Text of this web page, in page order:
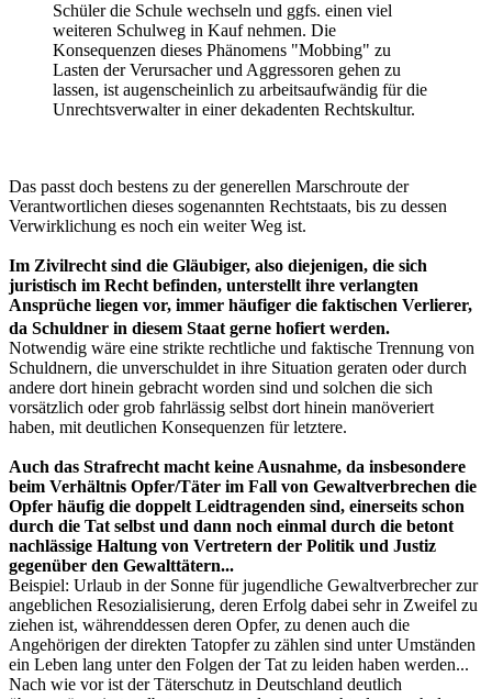
Unrechtsverwalter in einer dekadenten Rechtskultur.
Das passt doch bestens zu der generellen Marschroute der
Verantwortlichen dieses sogenannten Rechtstaats, bis zu dessen
juristisch im Recht befinden, unterstellt ihre verlangten
Ansprüche liegen vor, immer häufiger die faktischen Verlierer,
da Schuldner in diesem Staat gerne hofiert werden.
Schuldnern, die unverschuldet in ihre Situation geraten oder durch
andere dort hinein gebracht worden sind und solchen die sich
vorsätzlich oder grob fahrlässig selbst dort hinein manöveriert
haben, mit deutlichen Konsequenzen für letztere.
Auch das Strafrecht macht keine Ausnahme, da insbesondere
beim Verhältnis Opfer/Täter im Fall von Gewaltverbrechen die
Opfer häufig die doppelt Leidtragenden sind, einerseits schon
durch die Tat selbst und dann noch einmal durch die betont
gegenüber den Gewalttätern...
Beispiel: Urlaub in der Sonne für jugendliche Gewaltverbrecher zur
angeblichen Resozialisierung, deren Erfolg dabei sehr in Zweifel zu
ziehen ist, währenddessen deren Opfer, zu denen auch die
Angehörigen der direkten Tatopfer zu zählen sind unter Umständen
ein Leben lang unter den Folgen der Tat zu leiden haben werden...
Nach wie vor ist der Täterschutz in Deutschland deutlich
überrepräsentiert, selbst wenn man davon ausgeht, dass auch den
Angehörigen von Gewaltverbrechern unter Umständen nachteilige
Folgen (soziale Ächtung bei bekannt werden etc.) drohen.
Wir müssen die Veränderung sein, die wir in der Welt sehen
wollen.